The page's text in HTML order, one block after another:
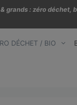
grands : zéro
DÉCHET / BIO